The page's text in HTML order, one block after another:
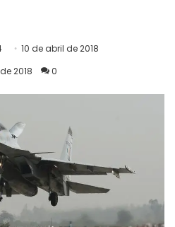
10 de abril de 2018
2018
0